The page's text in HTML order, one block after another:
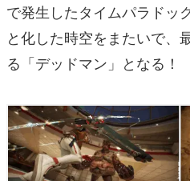
で発生したタイムパラドッ
と化した時空をまたいで、
る「デッドマン」となる！